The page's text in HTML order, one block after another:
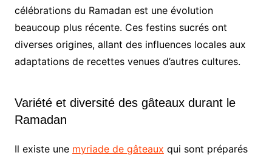
célébrations du Ramadan est une évolution
beaucoup plus récente. Ces festins sucrés ont
diverses origines, allant des influences locales aux
adaptations de recettes venues d’autres cultures.
Variété et diversité des gâteaux durant le
Ramadan
Il existe une myriade de gâteaux qui sont préparés